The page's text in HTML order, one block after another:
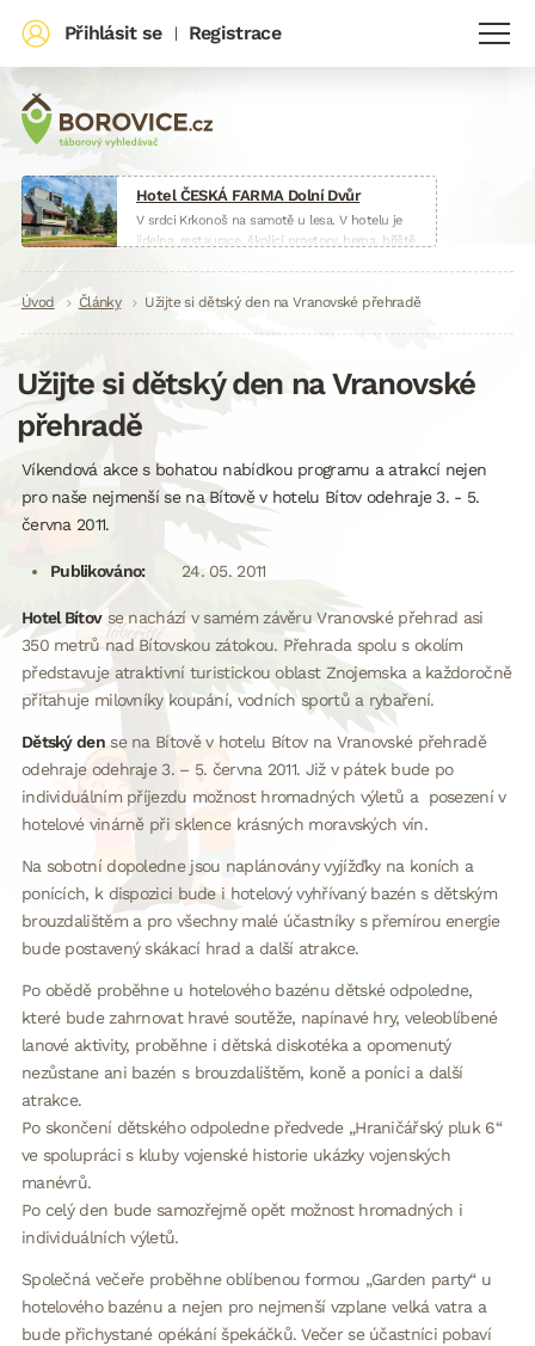
Hotel ČESKÁ FARMA Dolní Dvůr
V srdci Krkonoš na samotě u lesa. V hotelu je
jídelna, restaurace, školící prostory, herna, hřiště
Přihlásit se | Registrace
Drobečková
Úvod Články Užijte si dětský den na Vranovské přehradě
Užijte si dětský den na Vranovské
přehradě
Víkendová akce s bohatou nabídkou programu a atrakcí nejen
pro naše nejmenší se na Bítově v hotelu Bítov odehraje 3. - 5.
června 2011.
Publikováno: 24. 05. 2011
Hotel Bítovse nachází v samém závěru Vranovské přehrad asi
350 metrů nad Bítovskou zátokou. Přehrada spolu s okolím
představuje atraktivní turistickou oblast Znojemska a každoročně
přitahuje milovníky koupání, vodních sportů a rybaření.
Dětský dense na Bítově v hotelu Bítov na Vranovské přehradě
odehraje odehraje 3. – 5. června 2011. Již v pátek bude po
individuálním příjezdu možnost hromadných výletů a posezení v
hotelové vinárně při sklence krásných moravských vín.
Na sobotní dopoledne jsou naplánovány vyjížďky na koních a
ponících, k dispozici bude i hotelový vyhřívaný bazén s dětským
brouzdalištěm a pro všechny malé účastníky s přemírou energie
bude postavený skákací hrad a další atrakce.
Po obědě proběhne u hotelového bazénu dětské odpoledne,
které bude zahrnovat hravé soutěže, napínavé hry, veleoblíbené
lanové aktivity, proběhne i dětská diskotéka a opomenutý
nezůstane ani bazén s brouzdalištěm, koně a poníci a další
atrakce.
Po skončení dětského odpoledne předvede „Hraničářský pluk 6“
ve spolupráci s kluby vojenské historie ukázky vojenských
manévrů.
Po celý den bude samozřejmě opět možnost hromadných i
individuálních výletů.
Společná večeře proběhne oblíbenou formou „Garden party“ u
hotelového bazénu a nejen pro nejmenší vzplane velká vatra a
bude přichystané opékání špekáčků. Večer se účastníci pobaví